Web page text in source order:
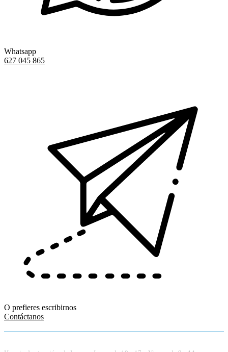
Whatsapp
627 045 865
O prefieres escribirnos
Contáctanos